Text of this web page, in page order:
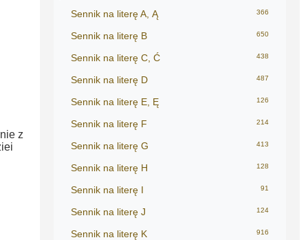
z
Sennik na literę A, Ą 366
Sennik na literę B 650
Sennik na literę C, Ć 438
Sennik na literę D 487
Sennik na literę E, Ę 126
Sennik na literę F 214
Sennik na literę G 413
Sennik na literę H 128
Sennik na literę I 91
Sennik na literę J 124
Sennik na literę K 916